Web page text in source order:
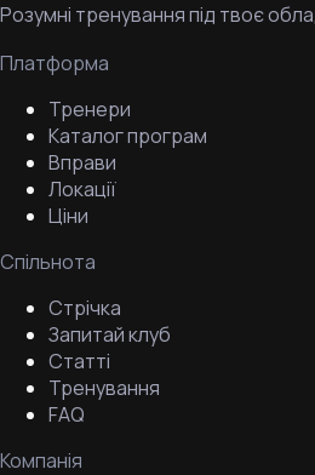
Розумні тренування під твоє
Платформа
Тренери
Каталог програм
Вправи
Локації
Ціни
Спільнота
Стрічка
Запитай клуб
Статті
Тренування
FAQ
Компанія